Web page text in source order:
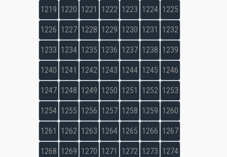
1219 1220 1221 1222 1223 1224 1225
1226 1227 1228 1229 1230 1231 1232
1233 1234 1235 1236 1237 1238 1239
1240 1241 1242 1243 1244 1245 1246
1247 1248 1249 1250 1251 1252 1253
1254 1255 1256 1257 1258 1259 1260
1261 1262 1263 1264 1265 1266 1267
1268 1269 1270 1271 1272 1273 1274